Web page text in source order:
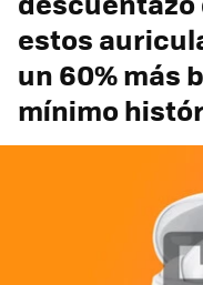
estos
un 60% más
mínimo